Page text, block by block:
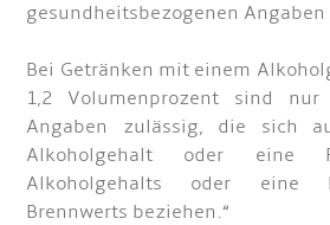
gesundheitsbezogenen Angaben
Bei Getränken mit einem
1,2 Volumenprozent sind nur
Angaben zulässig, die sich
Alkoholgehalt oder eine
Alkoholgehalts oder eine
Brennwerts beziehen.“